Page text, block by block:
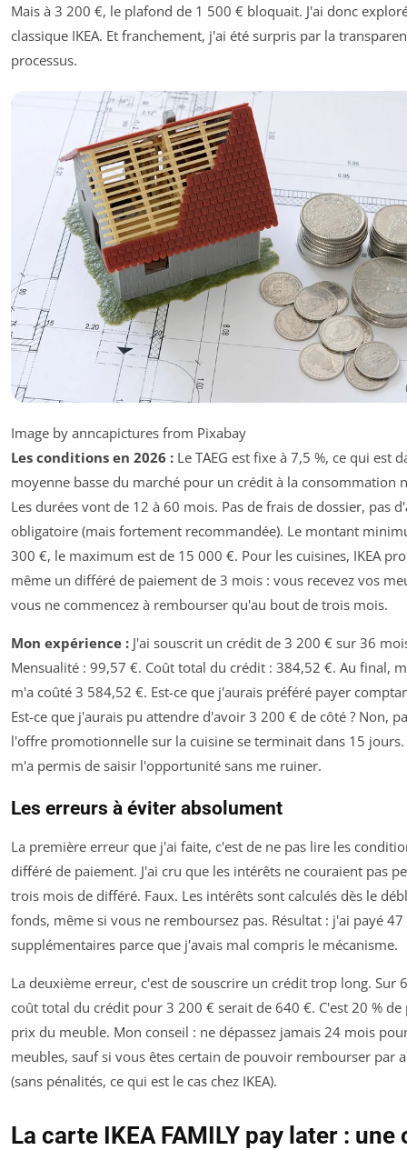
Mais à 3 200 €, le plafond de 1 500 € bloquait. J'ai donc
classique IKEA. Et franchement, j'ai été surpris par la
processus.
Image by anncapictures from Pixabay
Les conditions en 2026 : Le TAEG est fixe à 7,5 %, ce qui est
moyenne basse du marché pour un crédit à la consommation
Les durées vont de 12 à 60 mois. Pas de frais de dossier, pas
obligatoire (mais fortement recommandée). Le montant
300 €, le maximum est de 15 000 €. Pour les cuisines, IKEA
même un différé de paiement de 3 mois : vous recevez vos
vous ne commencez à rembourser qu'au bout de trois mois.
Mon expérience : J'ai souscrit un crédit de 3 200 € sur 36
Mensualité : 99,57 €. Coût total du crédit : 384,52 €. Au final,
m'a coûté 3 584,52 €. Est-ce que j'aurais préféré payer
Est-ce que j'aurais pu attendre d'avoir 3 200 € de côté ? Non,
l'offre promotionnelle sur la cuisine se terminait dans 15 jours.
m'a permis de saisir l'opportunité sans me ruiner.
Les erreurs à éviter absolument
La première erreur que j'ai faite, c'est de ne pas lire les
différé de paiement. J'ai cru que les intérêts ne couraient pas
trois mois de différé. Faux. Les intérêts sont calculés dès le
fonds, même si vous ne remboursez pas. Résultat : j'ai payé
supplémentaires parce que j'avais mal compris le mécanisme.
La deuxième erreur, c'est de souscrire un crédit trop long. Sur
coût total du crédit pour 3 200 € serait de 640 €. C'est 20 % de
prix du meuble. Mon conseil : ne dépassez jamais 24 mois
meubles, sauf si vous êtes certain de pouvoir rembourser par
(sans pénalités, ce qui est le cas chez IKEA).
La carte IKEA FAMILY pay later : une